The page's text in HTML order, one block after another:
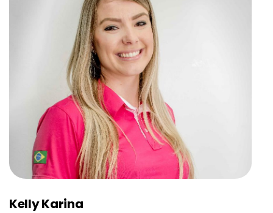
Kelly Karina